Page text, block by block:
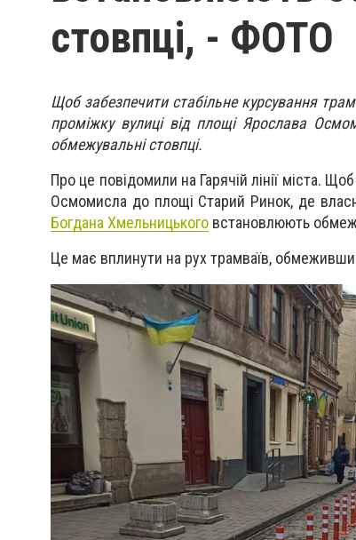
стовпці, - ФОТО
Щоб забезпечити стабільне курсування
проміжку вулиці від площі Ярослава
обмежувальні стовпці.
Про це повідомили на Гарячій лінії міста.
Осмомисла до площі Старий Ринок, де
Богдана Хмельницького встановлюють
Це має вплинути на рух трамваїв, обмеживши